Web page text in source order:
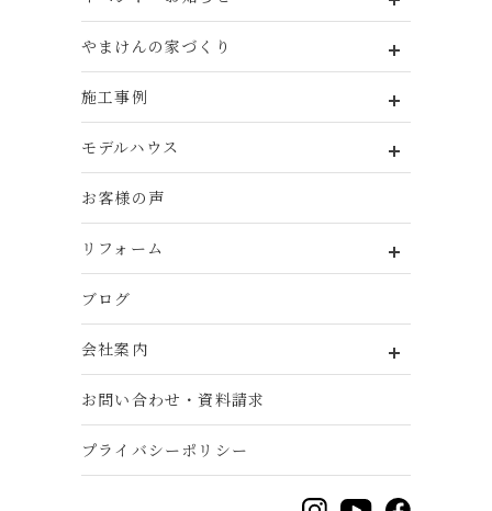
やまけんの家づくり
施工事例
モデルハウス
お客様の声
リフォーム
ブログ
会社案内
お問い合わせ・資料請求
プライバシーポリシー